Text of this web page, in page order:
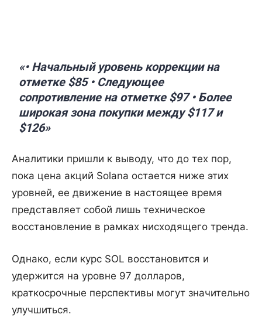
«• Начальный уровень коррекции на
отметке $85 • Следующее
сопротивление на отметке $97 • Более
широкая зона покупки между $117 и
$126»
Аналитики пришли к выводу, что до тех пор,
пока цена акций Solana остается ниже этих
уровней, ее движение в настоящее время
представляет собой лишь техническое
восстановление в рамках нисходящего тренда.
Однако, если курс SOL восстановится и
удержится на уровне 97 долларов,
краткосрочные перспективы могут значительно
улучшиться.